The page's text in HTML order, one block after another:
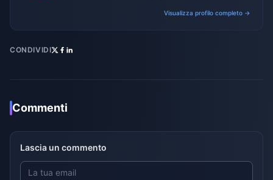
Visualizza profilo completo →
CONDIVIDI
Commenti
Lascia un commento